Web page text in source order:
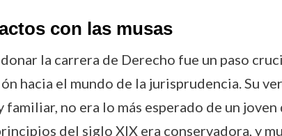
con las musas
la carrera de Derecho fue un paso
hacia el mundo de la jurisprudencia. Su
no era lo más esperado de un
del siglo XIX era conservadora, y